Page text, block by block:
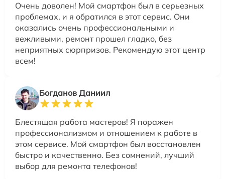
Очень доволен! Мой смартфон был в серьезных
проблемах, и я обратился в этот сервис. Они
оказались очень профессиональными и
вежливыми, ремонт прошел гладко, без
неприятных сюрпризов. Рекомендую этот центр
всем!
Богданов Даниил
Блестящая работа мастеров! Я поражен
профессионализмом и отношением к работе в
этом сервисе. Мой смартфон был восстановлен
быстро и качественно. Без сомнений, лучший
выбор для ремонта телефонов!